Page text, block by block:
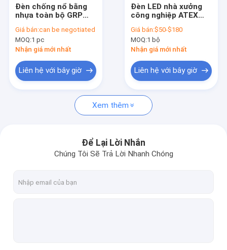
Liên hệ chúng tôi
Tin tức
Đèn LED chống cháy nổ High Bay
Đèn LED chống cháy nổ
Đèn chống nổ bằng
nhựa toàn bộ GRP
ATEX RoHS CNEX
Thời gian sử dụng
≥50000h
Giá bán:can be negotiated
MOQ:1 pc
Nhận giá mới nhất
Liên hệ với bây giờ
Đèn LED nhà xưởng
công nghiệp ATEX
200W chống cháy nổ
với thân nhôm, nhiệt
độ màu 5700K, IP66
Giá bán:$50-$180
MOQ:1 bộ
Nhận giá mới nhất
Liên hệ với bây giờ
Xem thêm
Để Lại Lời Nhắn
Chúng Tôi Sẽ Trả Lời Nhanh Chóng